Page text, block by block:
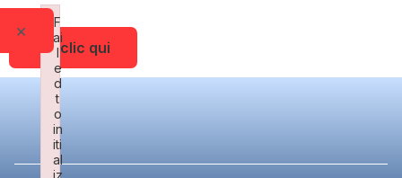
Fai clic qui
F
ai
l
e
d
t
o
in
iti
al
iz
×